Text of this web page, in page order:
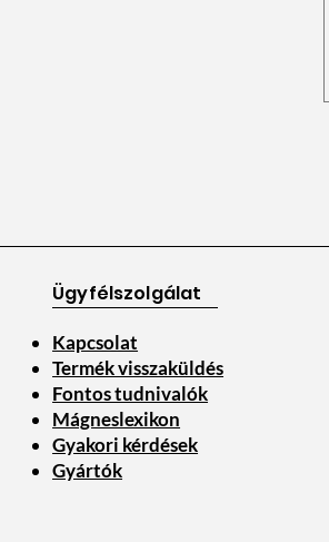
Ügyfélszolgálat
Kapcsolat
Termék visszaküldés
Fontos tudnivalók
Mágneslexikon
Gyakori kérdések
Gyártók